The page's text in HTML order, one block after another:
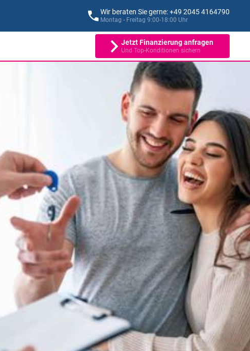
Wir beraten Sie gerne: +49 2045 4164790
Montag - Freitag 9:00-18:00 Uhr
Jetzt Finanzierung anfragen
Und Top-Konditionen sichern